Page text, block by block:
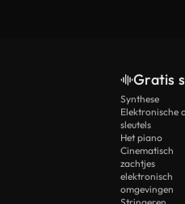
Gratis
Synthese
Elektronische
sleutels
Het piano
Cinematisch
zachtjes
elektronisch
omgevingen